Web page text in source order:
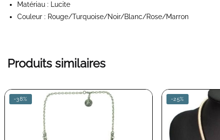
Matériau : Lucite
Couleur : Rouge/Turquoise/Noir/Blanc/Rose/Marron
Produits similaires
-38% -25%